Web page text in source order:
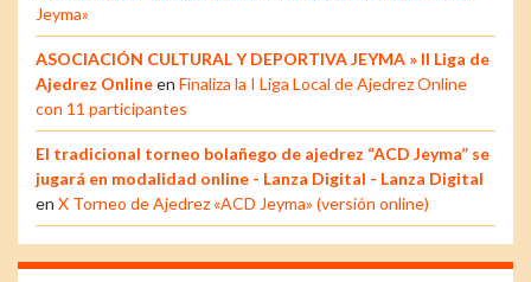
Jeyma»
ASOCIACIÓN CULTURAL Y DEPORTIVA JEYMA » II Liga de
Ajedrez Onlineen Finaliza la I Liga Local de Ajedrez Online
con 11 participantes
El tradicional torneo bolañego de ajedrez “ACD Jeyma” se
jugará en modalidad online - Lanza Digital - Lanza Digital
en X Torneo de Ajedrez «ACD Jeyma» (versión online)